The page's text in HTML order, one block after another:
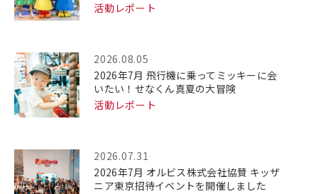
活動レポート
2026.08.05
2026年7月 飛行機に乗ってミッキーに会
いたい！せなくん真夏の大冒険
活動レポート
2026.07.31
2026年7月 オルビス株式会社協賛 キッザ
ニア東京招待イベントを開催しました